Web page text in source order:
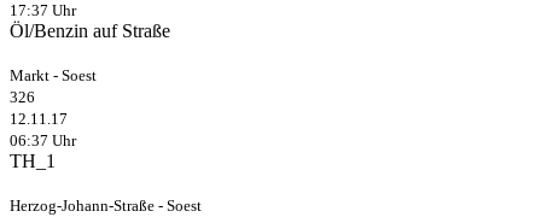
17:37 Uhr
Öl/Benzin auf Straße
Markt - Soest
326
12.11.17
06:37 Uhr
TH_1
Herzog-Johann-Straße - Soest